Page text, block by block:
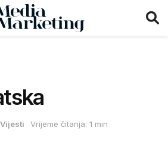
Vijesti Vrijeme čitanja: 1 min